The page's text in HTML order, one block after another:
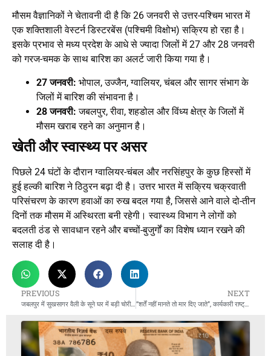
मौसम वैज्ञानिकों ने चेतावनी दी है कि 26 जनवरी से उत्तर-पश्चिम भारत में
एक शक्तिशाली वेस्टर्न डिस्टरबेंस (पश्चिमी विक्षोभ) सक्रिय हो रहा है।
इसके प्रभाव से मध्य प्रदेश के आधे से ज्यादा जिलों में 27 और 28 जनवरी
को गरज-चमक के साथ बारिश का अलर्ट जारी किया गया है।
27 जनवरी: भोपाल, उज्जैन, ग्वालियर, चंबल और सागर संभाग के
जिलों में बारिश की संभावना है।
28 जनवरी: जबलपुर, रीवा, शहडोल और विंध्य क्षेत्र के जिलों में
मौसम खराब रहने का अनुमान है।
खेती और स्वास्थ्य पर असर
पिछले 24 घंटों के दौरान ग्वालियर-चंबल और नरसिंहपुर के कुछ हिस्सों में
हुई हल्की बारिश ने ठिठुरन बढ़ा दी है। उत्तर भारत में सक्रिय चक्रवाती
परिसंचरण के कारण हवाओं का रुख बदल गया है, जिससे आने वाले दो-तीन
दिनों तक मौसम में अस्थिरता बनी रहेगी। स्वास्थ्य विभाग ने लोगों को
बदलती ठंड से सावधान रहने और बच्चों-बुजुर्गों का विशेष ध्यान रखने की
सलाह दी है।
PREVIOUS
जबलपुर में सुखसागर वैली के सूने घर में बड़ी चोरी, 70 तोला सोना-1 किलो चांदी और 6 लाख नकद गायब
NEXT
“शर्तें नहीं मानते तो मार दिए जाते”, कार्यकारी राष्ट्रपति रोड्रिग्ज ने बताई मादुरो की गिरफ्तारी की इनसाइड स्टोरी